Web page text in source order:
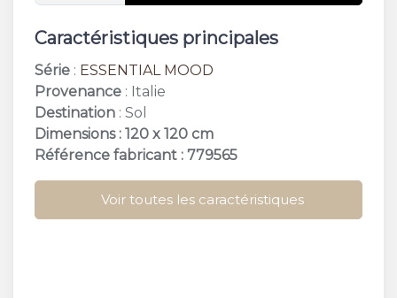
Caractéristiques principales
Série : ESSENTIAL MOOD
Provenance : Italie
Destination : Sol
Dimensions : 120 x 120 cm
Référence fabricant : 779565
Voir toutes les caractéristiques